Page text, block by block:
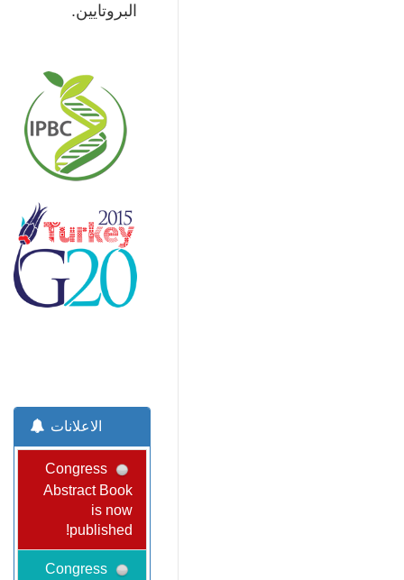
البروتايين.
الاعلانات
Congress
Abstract Book
is now
published!
Congress